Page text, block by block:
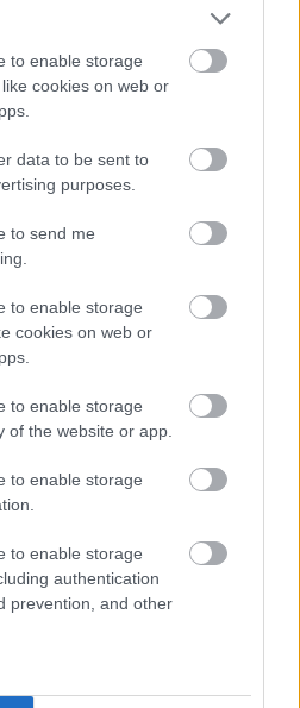
to enable storage
cookies on web or
data to be sent to
purposes.
to send me
to enable storage
cookies on web or
to enable storage
of the website or app.
to enable storage
to enable storage
authentication
prevention, and other